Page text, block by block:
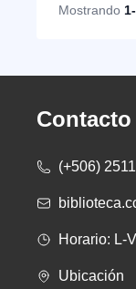
Mostrando
Contacto
(+506)
Horario: L-
Ubicación